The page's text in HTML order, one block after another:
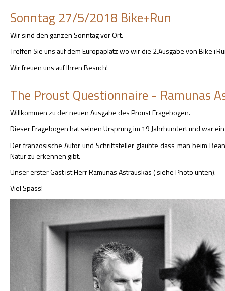
Sonntag 27/5/2018 Bike+Run
Wir sind den ganzen Sonntag vor Ort.
Treffen Sie uns auf dem Europaplatz wo wir die 2.Ausgabe von
Wir freuen uns auf Ihren Besuch!
The Proust Questionnaire - Ramunas
Willkommen zu der neuen Ausgabe des Proust Fragebogen.
Dieser Fragebogen hat seinen Ursprung im 19 Jahrhundert und war
Der französische Autor und Schriftsteller glaubte dass man beim
Natur zu erkennen gibt.
Unser erster Gast ist Herr Ramunas Astrauskas ( siehe Photo unten).
Viel Spass!